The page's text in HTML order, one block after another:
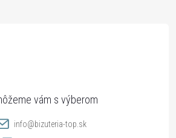
info@bizuteria-top.sk